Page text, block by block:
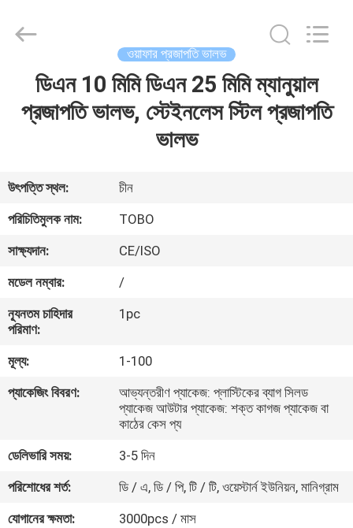
আমাদের
সম্পর্কে
কারখানা
ভ্রমণ
নিয়ন্ত্রণ
করুন
খবর
GROUP
CHINA.
ওয়াফার প্রজাপতি ভালভ
ডিএন 10 মিমি ডিএন 25 মিমি ম্যানুয়াল
প্রজাপতি ভালভ, স্টেইনলেস স্টিল প্রজাপতি
ভালভ
উৎপত্তি স্থল:
চীন
পরিচিতিমুলক নাম:
TOBO
সাক্ষ্যদান:
CE/ISO
মডেল নম্বার:
/
ন্যূনতম চাহিদার
পরিমাণ:
1pc
মূল্য:
1-100
প্যাকেজিং বিবরণ:
আভ্যন্তরীণ প্যাকেজ: প্লাস্টিকের ব্যাগ সিলড
প্যাকেজ আউটার প্যাকেজ: শক্ত কাগজ প্যাকেজ বা
কাঠের কেস প্য
ডেলিভারি সময়:
3-5 দিন
পরিশোধের শর্ত:
ডি / এ, ডি / পি, টি / টি, ওয়েস্টার্ন ইউনিয়ন, মানিগ্রাম
যোগানের ক্ষমতা:
3000pcs / মাস